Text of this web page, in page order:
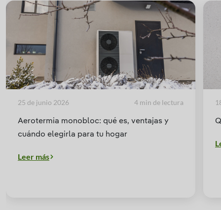
Aerotermia monobloc: qué es, ventajas y
cuándo elegirla para tu hogar
25 de junio 2026 4 min de lectura
Leer más